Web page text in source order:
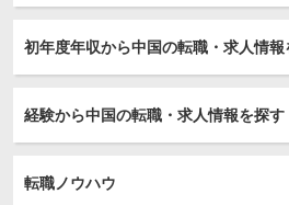
初年度年収から中国の転職・求人情報
経験から中国の転職・求人情報を探す
転職ノウハウ